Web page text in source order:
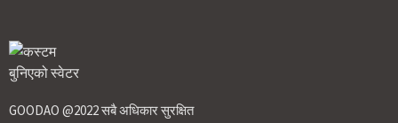
GOODAO @2022 सबै अधिकार सुरक्षित